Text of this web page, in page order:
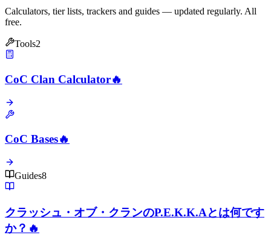
Calculators, tier lists, trackers and guides — updated regularly. All
free.
Tools2
CoC Clan Calculator🔥
CoC Bases🔥
Guides8
クラッシュ・オブ・クランのP.E.K.K.Aとは何です
か？ 🔥